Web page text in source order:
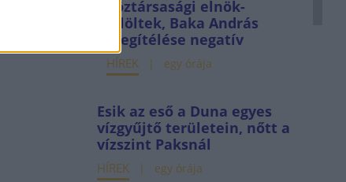
köztársasági elnök-
jelöltek, Baka András
megítélése negatív
HÍREK egy órája
Esik az eső a Duna egyes
vízgyűjtő területein, nőtt a
vízszint Paksnál
HÍREK egy órája